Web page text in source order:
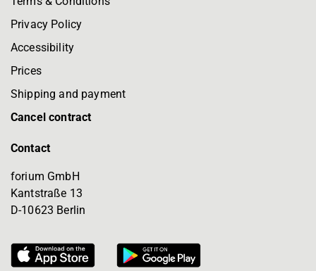
Privacy Policy
Accessibility
Prices
Shipping and payment
Cancel contract
Contact
forium GmbH
Kantstraße 13
D-10623 Berlin